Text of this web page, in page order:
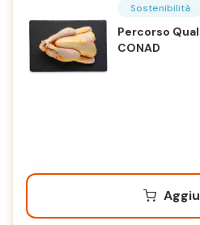
Sostenibilità
Percorso
CONAD